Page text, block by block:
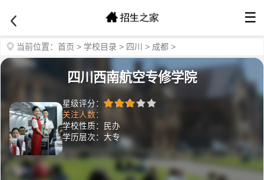
☰
当前位置： 首页 > 学校目录 > 四川 > 成都 >
四川西南航空专修学院
星级评分：
关注人数：
学校性质：民办
学历层次：大专